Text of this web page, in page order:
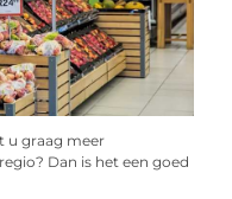
u graag meer
Dan is het een goed